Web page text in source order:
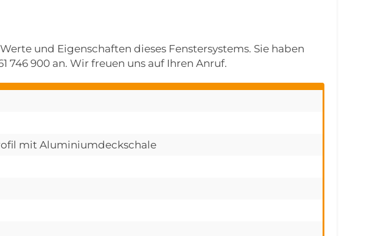
und Eigenschaften dieses Fenstersystems. Sie haben
746 900 an. Wir freuen uns auf Ihren Anruf.
mit Aluminiumdeckschale